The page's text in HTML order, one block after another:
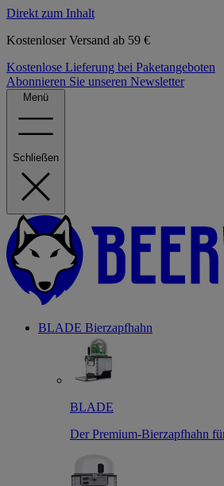
Direkt zum Inhalt
Kostenloser Versand ab 59 €
Kostenlose Lieferung bei Paketangeboten
Abonnieren Sie unseren Newsletter
Menü
Schließen
BLADE Bierzapfhahn
BLADE
Der Premium-Bierzapfhahn